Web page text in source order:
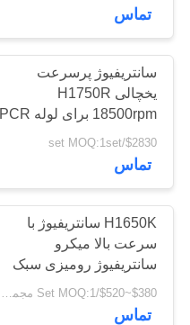
تماس
سانتریفیوژ پرسرعت
یخچالی H1750R
18500rpm برای لوله PCR
میکرو تیوب و میکروپلیت
$2830/set MOQ:1set
تماس
H1650K سانتریفیوژ با
سرعت بالا میکرو
سانتریفیوژ رومیزی سبک
وزن
$380~$520/Set MOQ:1 مجموعه
تماس